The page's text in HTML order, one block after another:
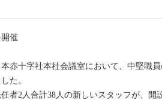
催
赤十字社本社会議室において、中堅職
た。
者2人合計38人の新しいスタッフが、開